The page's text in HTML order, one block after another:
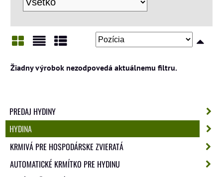
Mriežka
PREDAJ HYDINY
HYDINA
KRMIVÁ PRE HOSPODÁRSKE ZVIERATÁ
AUTOMATICKÉ KRMÍTKO PRE HYDINU